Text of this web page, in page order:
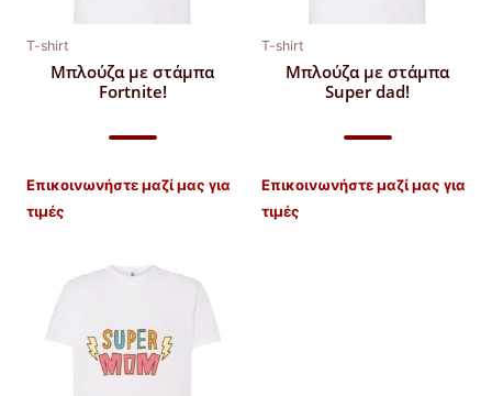
T-shirt
Μπλούζα με στάμπα
Fortnite!
Επικοινωνήστε μαζί μας για
τιμές
T-shirt
Μπλούζα με στάμπα
Super dad!
Επικοινωνήστε μαζί μας για
τιμές